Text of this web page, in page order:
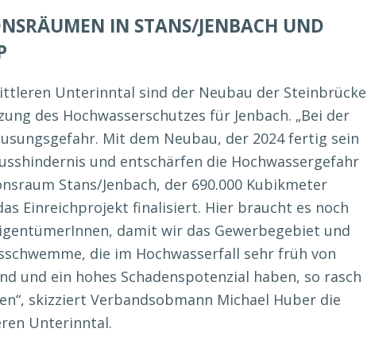
IN STANS/JENBACH UND
Unterinntal sind der Neubau der Steinbrücke
des Hochwasserschutzes für Jenbach. „Bei der
Mit dem Neubau, der 2024 fertig sein
und entschärfen die Hochwassergefahr
Stans/Jenbach, der 690.000 Kubikmeter
Einreichprojekt finalisiert. Hier braucht es noch
damit wir das Gewerbegebiet und
die im Hochwasserfall sehr früh von
und ein hohes Schadenspotenzial haben, so rasch
skizziert Verbandsobmann Michael Huber die
Unterinntal.